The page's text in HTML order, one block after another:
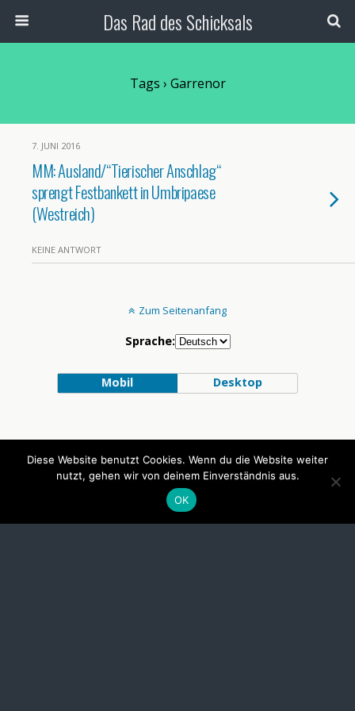
Das Rad des Schicksals
Tags › Garrenor
7. JUNI 2016
MM: Ausland/“Tierischer Anschlag“
sprengt Festbankett in Umbripaese
(Westreich)
KEINE ANTWORT
Zum Seitenanfang
Sprache:
Mobil Desktop
Diese Website benutzt Cookies. Wenn du die Website weiter
nutzt, gehen wir von deinem Einverständnis aus.
OK